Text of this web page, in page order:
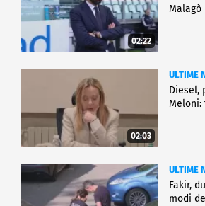
02:22
02:03
ULTIME
Diesel,
ULTIME
Fakir,
modi